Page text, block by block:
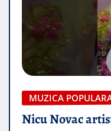
MUZICA
Nicu Novac